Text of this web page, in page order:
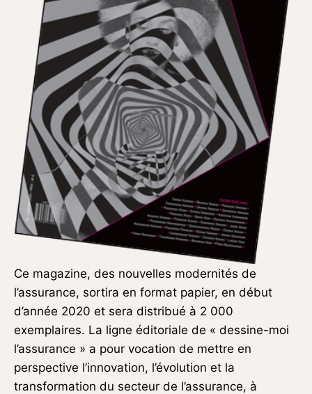
Ce magazine, des nouvelles modernités de
l’assurance, sortira en format papier, en début
d’année 2020 et sera distribué à 2 000
exemplaires. La ligne éditoriale de « dessine-moi
l’assurance » a pour vocation de mettre en
perspective l’innovation, l’évolution et la
transformation du secteur de l’assurance, à